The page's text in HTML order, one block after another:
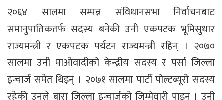
२०६४ सालमा सम्पन्न संविधानसभा निर्वाचनबाट
समानुपातिकतर्फ सदस्य बनेकी उनी एकपटक भूमिसुधार
राज्यमन्त्री र एकपटक पर्यटन राज्यमन्त्री रहिन् । २०७०
सालमा उनी माओवादीको केन्द्रीय सदस्य र पर्सा जिल्ला
इन्चार्ज समेत थिइन् । २०७१ सालमा पार्टी पोल्टब्यूरो सदस्य
रहेकी उनले बारा जिल्ला इन्चार्जको जिम्मेवारी पाइन् । उनी